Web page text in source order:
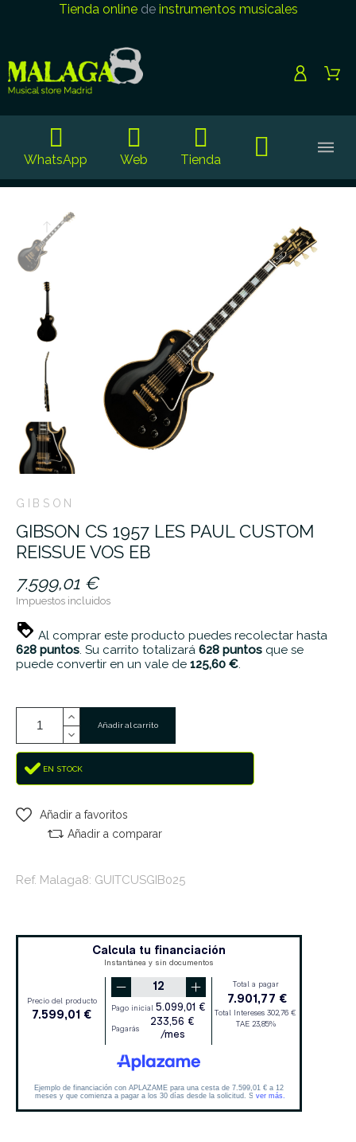
Tienda onlinede instrumentos musicales
WhatsApp Web Tienda
GIBSON
GIBSON CS 1957 LES PAUL CUSTOM
REISSUE VOS EB
7.599,01 €
Impuestos incluidos
Al comprar este producto puedes recolectar hasta
628 puntos. Su carrito totalizará 628 puntos que se
puede convertir en un vale de 125,60 €.
Añadir al carrito
EN STOCK
Añadir a favoritos
Añadir a comparar
Ref. Malaga8: GUITCUSGIB025